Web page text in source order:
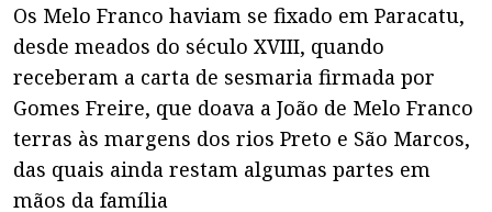
Os Melo Franco haviam se fixado em Paracatu,
desde meados do século XVIII, quando
receberam a carta de sesmaria firmada por
Gomes Freire, que doava a João de Melo Franco
terras às margens dos rios Preto e São Marcos,
das quais ainda restam algumas partes em
mãos da família